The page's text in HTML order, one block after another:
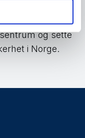
deltakere
og sette
i Norge.